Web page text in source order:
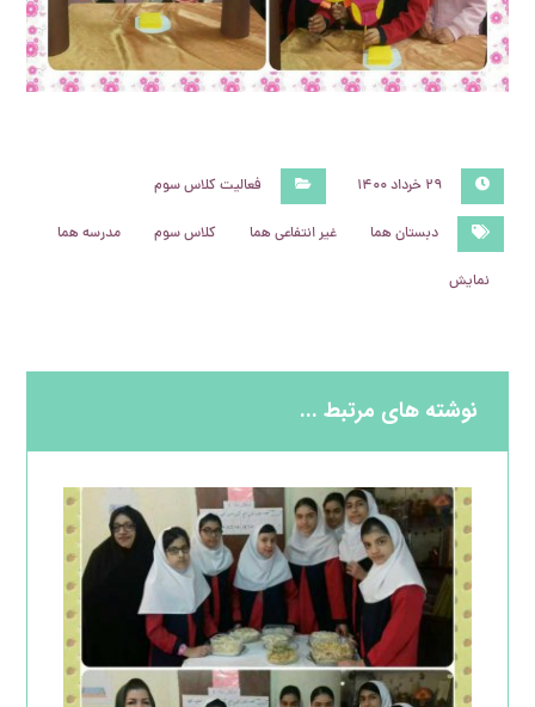
۲۹ خرداد ۱۴۰۰ فعالیت کلاس سوم
دبستان هما غیر انتفاعی هما کلاس سوم مدرسه هما
نمایش
نوشته های مرتبط ...